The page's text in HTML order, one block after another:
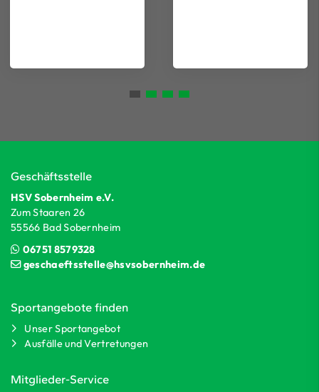
Geschäftsstelle
HSV Sobernheim e.V.
Zum Staaren 26
55566 Bad Sobernheim
06751 8579328
geschaeftsstelle@hsvsobernheim.de
Sportangebote finden
Unser Sportangebot
Ausfälle und Vertretungen
Mitglieder-Service